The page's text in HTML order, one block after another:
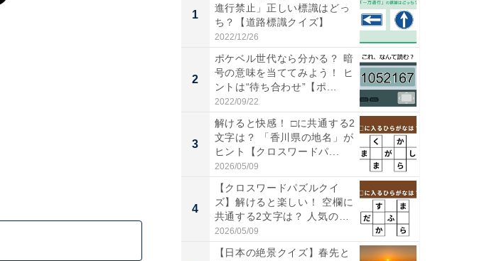
1
進行禁止」正しい標識はどっ
ち？【道路標識クイズ】
2022/12/26
2
ポケベル世代なら分かる？ 暗
号の意味を当ててみよう！ ヒ
ントは“待ち合わせ”【ポ...
2022/09/22
3
解けると快感！ □に共通する2
文字は？ 「香川県の地名」が
ヒント【クロスワードパ...
2026/05/09
4
【クロスワードパズルクイ
ズ】解けると楽しい！ 空欄に
共通する2文字は？ 人気の
和...
2026/05/09
【日本の絶景クイズ】春先と